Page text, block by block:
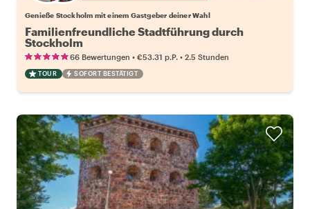
Genieße Stockholm mit einem Gastgeber deiner Wahl
Familienfreundliche Stadtführung durch
Stockholm
66 Bewertungen • €53.31 p.P. • 2.5 Stunden
TOUR SOFORT BESTÄTIGT